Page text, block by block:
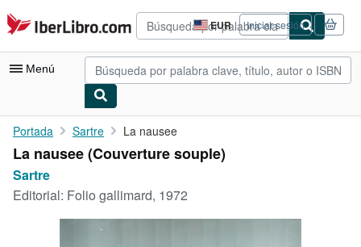
Pasar al contenido principal
IberLibro.com EUR
Preferencias
de
compra
del
Iniciar sesión
Menú
Mi cuenta
Consultar mis pedidos
Portada Sartre La nausee
La nausee (Couverture souple)
Sartre
Editorial: Folio gallimard, 1972